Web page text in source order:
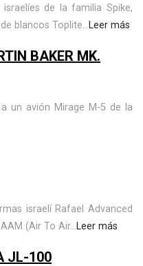
de la familia Spike,
blancos Toplite...Leer más
BAKER MK.
un avión Mirage M-5 de la
israelí Rafael Advanced
(Air To Air...Leer más
JL-100